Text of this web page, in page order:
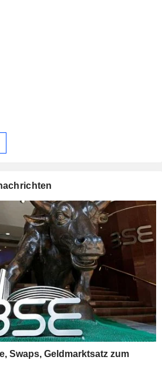
Swaps, Geldmarktsatz zum